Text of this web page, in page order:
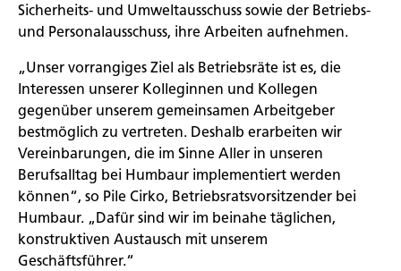
Sicherheits- und Umweltausschuss sowie der Betriebs-
und Personalausschuss, ihre Arbeiten aufnehmen.
„Unser vorrangiges Ziel als Betriebsräte ist es, die
Interessen unserer Kolleginnen und Kollegen
gegenüber unserem gemeinsamen Arbeitgeber
bestmöglich zu vertreten. Deshalb erarbeiten wir
Vereinbarungen, die im Sinne Aller in unseren
Berufsalltag bei Humbaur implementiert werden
können“, so Pile Cirko, Betriebsratsvorsitzender bei
Humbaur. „Dafür sind wir im beinahe täglichen,
konstruktiven Austausch mit unserem
Geschäftsführer.“